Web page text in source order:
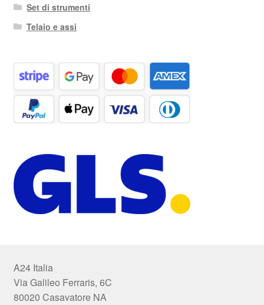
Set di strumenti
Telaio e assi
A24 Italia
Via Galileo Ferraris, 6C
80020 Casavatore NA